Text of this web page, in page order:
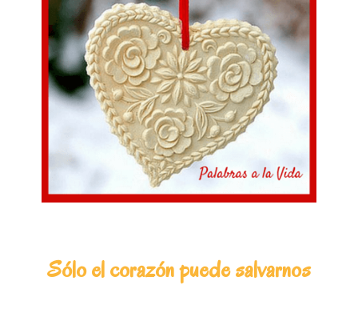
Sólo el corazón puede salvarnos